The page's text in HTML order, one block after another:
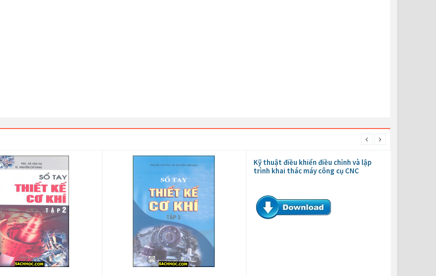
Kỹ thuật điều khiển điều chỉnh và lập
trình khai thác máy công cụ CNC